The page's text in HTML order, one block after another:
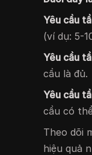
Yêu cầu
(ví dụ: 5-
Yêu cầu
cầu là đủ.
Yêu cầu
cầu có
Theo dõi
hiệu quả